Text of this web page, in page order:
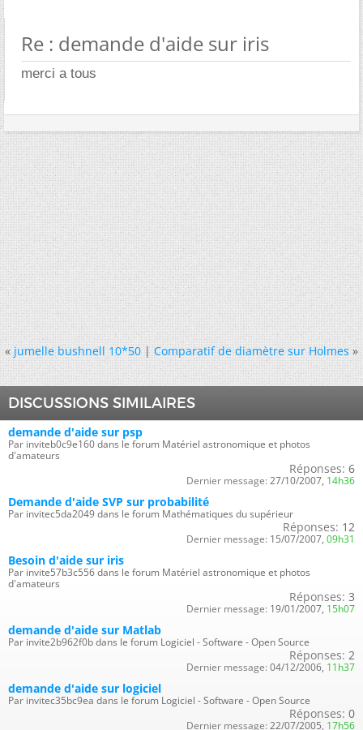
Re : demande d'aide sur iris
merci a tous
« jumelle bushnell 10*50|Comparatif de diamètre sur Holmes »
DISCUSSIONS SIMILAIRES
demande d'aide sur psp
Par inviteb0c9e160 dans le forum Matériel astronomique et photos
d'amateurs
Réponses: 6
Dernier message: 27/10/2007, 14h36
Demande d'aide SVP sur probabilité
Par invitec5da2049 dans le forum Mathématiques du supérieur
Réponses: 12
Dernier message: 15/07/2007, 09h31
Besoin d'aide sur iris
Par invite57b3c556 dans le forum Matériel astronomique et photos
d'amateurs
Réponses: 3
Dernier message: 19/01/2007, 15h07
demande d'aide sur Matlab
Par invite2b962f0b dans le forum Logiciel - Software - Open Source
Réponses: 2
Dernier message: 04/12/2006, 11h37
demande d'aide sur logiciel
Par invitec35bc9ea dans le forum Logiciel - Software - Open Source
Réponses: 0
Dernier message: 22/07/2005, 17h56